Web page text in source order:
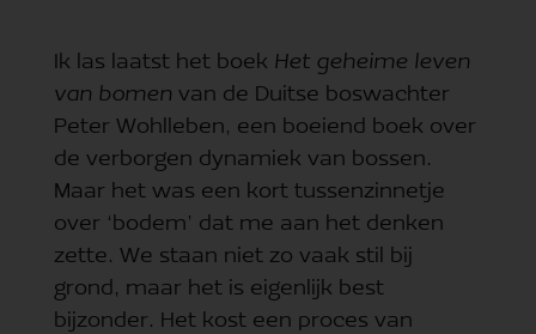
Ik las laatst het boek Het geheime leven
van bomen van de Duitse boswachter
Peter Wohlleben, een boeiend boek over
de verborgen dynamiek van bossen.
Maar het was een kort tussenzinnetje
over ‘bodem’ dat me aan het denken
zette. We staan niet zo vaak stil bij
grond, maar het is eigenlijk best
bijzonder. Het kost een proces van